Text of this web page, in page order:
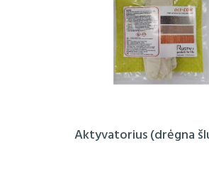
Aktyvatorius (drėgna